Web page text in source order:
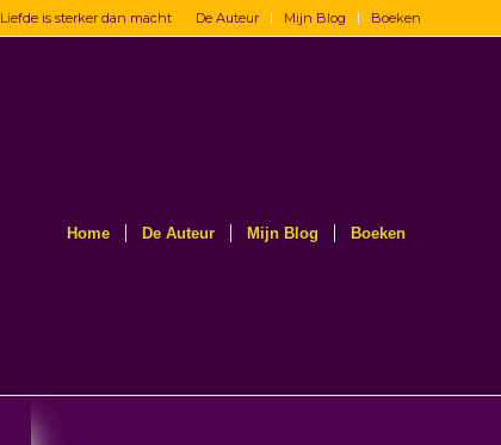
De Auteur Mijn Blog Boeken
Liefde is sterker dan macht
Home De Auteur Mijn Blog Boeken